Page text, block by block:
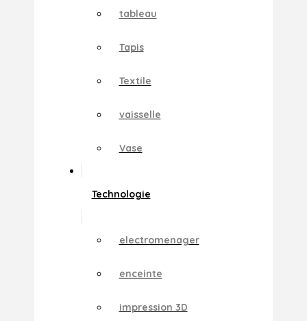
tableau
Tapis
Textile
vaisselle
Vase
Technologie
electromenager
enceinte
impression 3D